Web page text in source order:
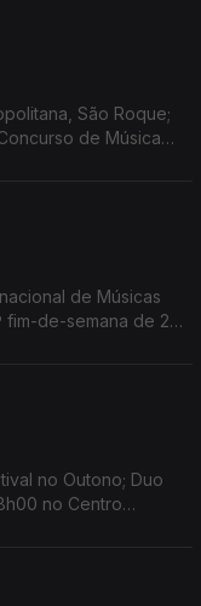
São Roque;
de Música
de Músicas
fim-de-semana de 27
no Outono; Duo
no Centro